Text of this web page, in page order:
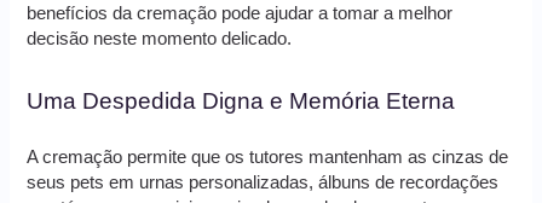
benefícios da cremação pode ajudar a tomar a melhor
decisão neste momento delicado.
Uma Despedida Digna e Memória Eterna
A cremação permite que os tutores mantenham as cinzas de
seus pets em urnas personalizadas, álbuns de recordações